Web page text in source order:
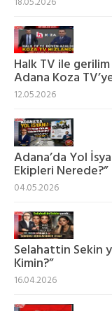
Halk TV ile
Adana Koza
12.05.2026
Adana’da Yol
Ekipleri Nerede?”
04.05.2026
Selahattin Sekin
Kimin?”
16.04.2026